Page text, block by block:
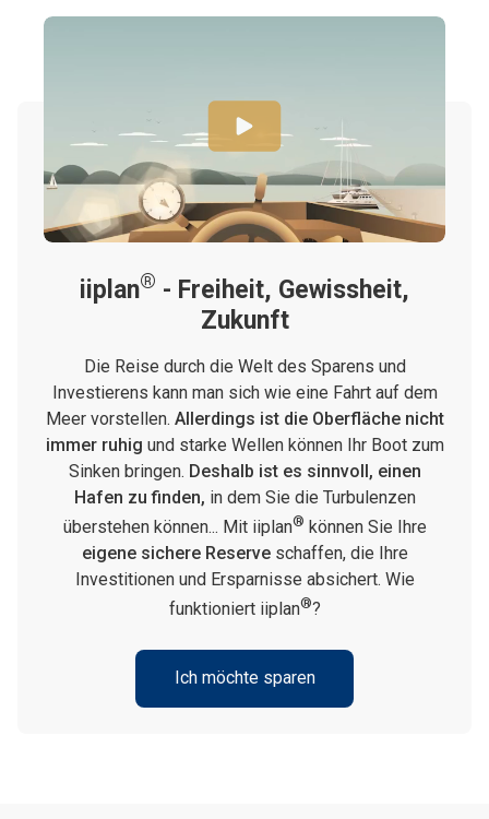
iiplan® - Freiheit, Gewissheit,
Zukunft
Die Reise durch die Welt des Sparens und
Investierens kann man sich wie eine Fahrt auf dem
Meer vorstellen. Allerdings ist die Oberfläche nicht
immer ruhig und starke Wellen können Ihr Boot zum
Sinken bringen. Deshalb ist es sinnvoll, einen
Hafen zu finden, in dem Sie die Turbulenzen
überstehen können... Mit iiplan® können Sie Ihre
eigene sichere Reserveschaffen, die Ihre
Investitionen und Ersparnisse absichert. Wie
funktioniert iiplan®?
Ich möchte sparen